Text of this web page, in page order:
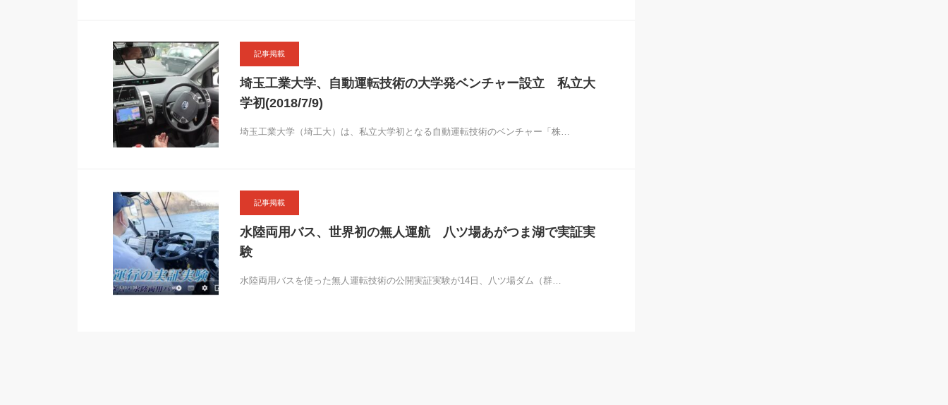
記事掲載
埼玉工業大学、自動運転技術の大学発ベンチャー設立 私立大
学初(2018/7/9)
埼玉工業大学（埼工大）は、私立大学初となる自動運転技術のベンチャー「株…
記事掲載
水陸両用バス、世界初の無人運航 八ツ場あがつま湖で実証実
験
水陸両用バスを使った無人運転技術の公開実証実験が14日、八ツ場ダム（群…